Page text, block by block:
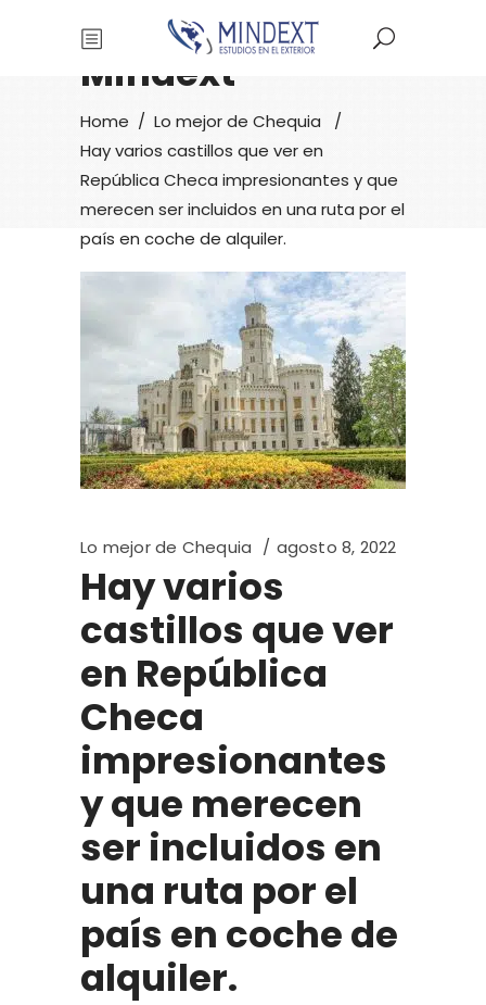
Mindext
Home / Lo mejor de Chequia
/
Hay varios castillos que ver en
República Checa impresionantes y que
merecen ser incluidos en una ruta por el
país en coche de alquiler.
Lo mejor de Chequia agosto 8, 2022
Hay varios
castillos que ver
en República
Checa
impresionantes
y que merecen
ser incluidos en
una ruta por el
país en coche de
alquiler.